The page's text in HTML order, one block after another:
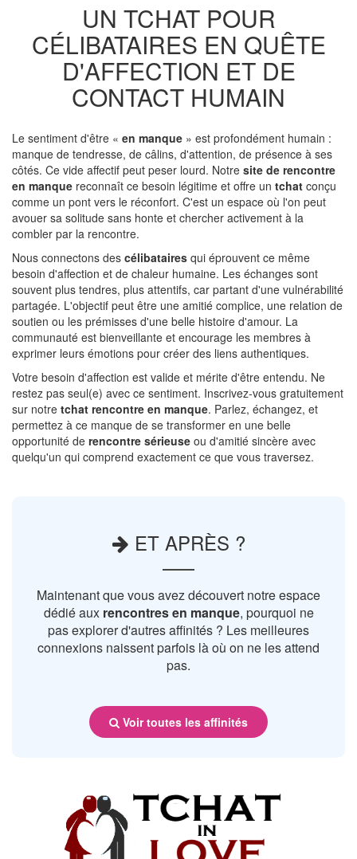
UN TCHAT POUR
CÉLIBATAIRES EN QUÊTE
D'AFFECTION ET DE
CONTACT HUMAIN
Le sentiment d'être « en manque » est profondément humain :
manque de tendresse, de câlins, d'attention, de présence à ses
côtés. Ce vide affectif peut peser lourd. Notre site de rencontre
en manque reconnaît ce besoin légitime et offre un tchat conçu
comme un pont vers le réconfort. C'est un espace où l'on peut
avouer sa solitude sans honte et chercher activement à la
combler par la rencontre.
Nous connectons des célibataires qui éprouvent ce même
besoin d'affection et de chaleur humaine. Les échanges sont
souvent plus tendres, plus attentifs, car partant d'une vulnérabilité
partagée. L'objectif peut être une amitié complice, une relation de
soutien ou les prémisses d'une belle histoire d'amour. La
communauté est bienveillante et encourage les membres à
exprimer leurs émotions pour créer des liens authentiques.
Votre besoin d'affection est valide et mérite d'être entendu. Ne
restez pas seul(e) avec ce sentiment. Inscrivez-vous gratuitement
sur notre tchat rencontre en manque. Parlez, échangez, et
permettez à ce manque de se transformer en une belle
opportunité de rencontre sérieuse ou d'amitié sincère avec
quelqu'un qui comprend exactement ce que vous traversez.
ET APRÈS ?
Maintenant que vous avez découvert notre espace
dédié aux rencontres en manque, pourquoi ne
pas explorer d'autres affinités ? Les meilleures
connexions naissent parfois là où on ne les attend
pas.
Voir toutes les affinités